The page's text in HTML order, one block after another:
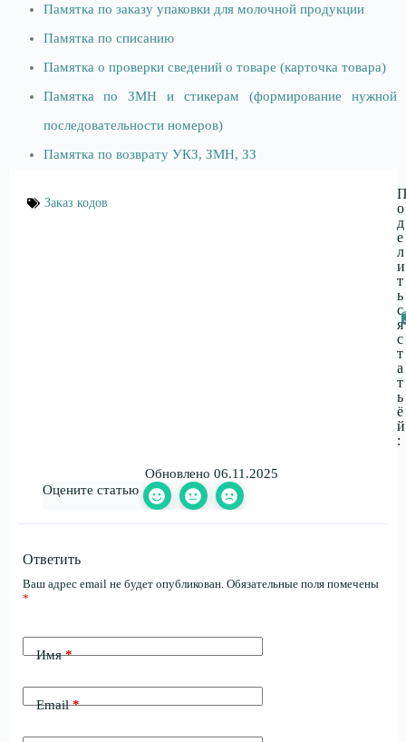
Памятка по заказу упаковки для молочной продукции
Памятка по списанию
Памятка о проверки сведений о товаре (карточка товара)
Памятка по ЗМН и стикерам (формирование нужной
последовательности номеров)
Памятка по возврату УКЗ, ЗМН, ЗЗ
Заказ кодов
о
д
е
л
и
т
ь
с
я
с
т
а
т
ь
ё
й
:
Обновлено 06.11.2025
Оцените статью
Ответить
Ваш адрес email не будет опубликован. Обязательные поля помечены
*
Имя*
Email*